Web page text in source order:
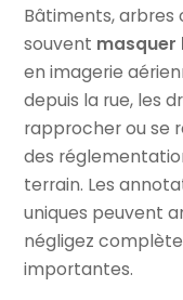
Bâtiments, arbres
souvent masquer
en imagerie
depuis la rue, les
rapprocher ou se
des
terrain. Les
uniques peuvent
négligez
importantes.